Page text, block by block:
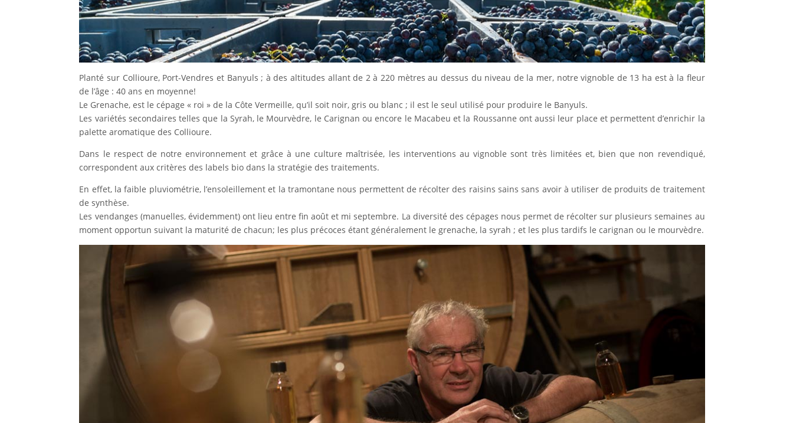
Planté sur Collioure, Port-Vendres et Banyuls ; à des altitudes allant de 2 à 220 mètres au dessus du niveau de la mer, notre vignoble de 13 ha est à la fleur
de l’âge : 40 ans en moyenne!
Le Grenache, est le cépage « roi » de la Côte Vermeille, qu’il soit noir, gris ou blanc ; il est le seul utilisé pour produire le Banyuls.
Les variétés secondaires telles que la Syrah, le Mourvèdre, le Carignan ou encore le Macabeu et la Roussanne ont aussi leur place et permettent d’enrichir la
palette aromatique des Collioure.
Dans le respect de notre environnement et grâce à une culture maîtrisée, les interventions au vignoble sont très limitées et, bien que non revendiqué,
correspondent aux critères des labels bio dans la stratégie des traitements.
En effet, la faible pluviométrie, l’ensoleillement et la tramontane nous permettent de récolter des raisins sains sans avoir à utiliser de produits de traitement
de synthèse.
Les vendanges (manuelles, évidemment) ont lieu entre fin août et mi septembre. La diversité des cépages nous permet de récolter sur plusieurs semaines au
moment opportun suivant la maturité de chacun; les plus précoces étant généralement le grenache, la syrah ; et les plus tardifs le carignan ou le mourvèdre.